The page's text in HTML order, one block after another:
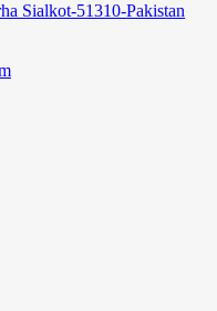
Sialkot-51310-Pakistan